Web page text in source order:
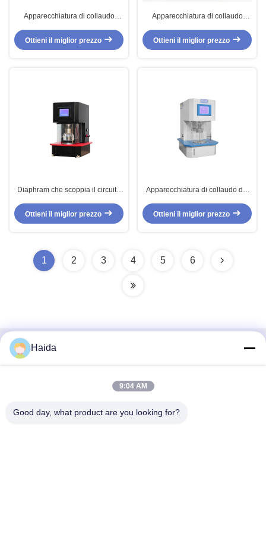
Apparecchiatura di collaudo
del cuoio di ASTM-D4966
Martindale
Ottieni il miglior prezzo
Apparecchiatura di collaudo
13287 del tester di resistenza di
slittamento
Ottieni il miglior prezzo
Diaphram che scoppia il circuito
regolabile/min
dell'apparecchiatura di collaudo
Ottieni il miglior prezzo
Apparecchiatura di collaudo del
scoppio idraulico automatico
Ottieni il miglior prezzo
1 2 3 4 5 6
Contatto rapido
Digital, distretto di Nancheng, città di Dongguan, provincia
Haida
9:04 AM
Good day, what product are you looking for?